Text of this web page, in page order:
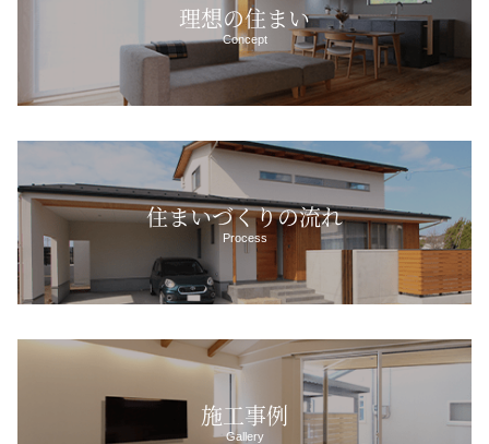
理想の住まい
Concept
住まいづくりの流れ
Process
施工事例
Gallery